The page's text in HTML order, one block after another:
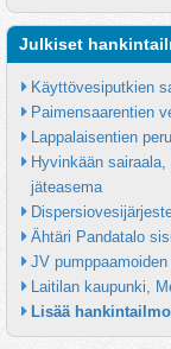
Julkiset
Käyttövesiputkien
Paimensaarentien
Lappalaisentien
Hyvinkään
jäteasema
Ähtäri Pandatalo
JV
Laitilan kaupunki,
Lisää